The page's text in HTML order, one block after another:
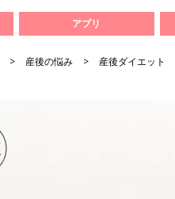
アプリ
産後の悩み 産後ダイエット